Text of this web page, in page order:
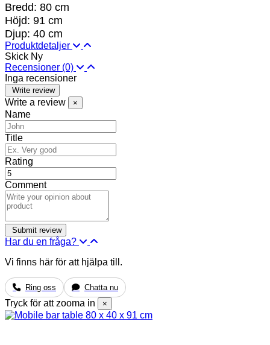
Bredd: 80 cm
Höjd: 91 cm
Djup: 40 cm
Produktdetaljer
Skick Ny
Recensioner (0)
Inga recensioner
Write review
Write a review ×
Name
Title
Rating
Comment
Har du en fråga?
Vi finns här för att hjälpa till.
Ring oss Chatta nu
Tryck för att zooma in ×